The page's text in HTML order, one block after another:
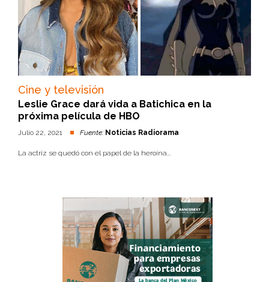
Cine y televisión
Leslie Grace dará vida a Batichica en la
próxima película de HBO
Julio 22, 2021 Fuente: Noticias Radiorama
La actriz se quedó con el papel de la heroína...